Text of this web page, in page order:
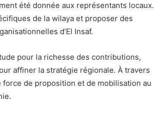
été donnée aux représentants locaux.
de la wilaya et proposer des
d’El Insaf.
pour la richesse des contributions,
affiner la stratégie régionale. À travers
de proposition et de mobilisation au